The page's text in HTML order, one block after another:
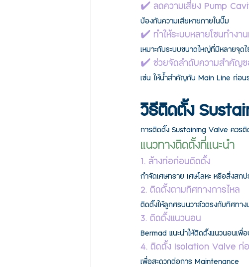
✔️ ลดความเสี่ยง Pump
ป้องกันความเสียหายภายในปั๊ม
✔️ ทำให้ระบบหลายโซนทำงาน
เหมาะกับระบบขนาดใหญ่ที่มีหลายจุดใ
✔️ ช่วยจัดลำดับความสำคัญข
เช่น ให้น้ำสำคัญกับ Main Line ก่อน
วิธีติดตั้ง
การติดตั้ง Sustaining Valve ควรติ
แนวทางติดตั้งที่แนะนำ
1. ล้างท่อก่อนติดตั้ง
กำจัดเศษทราย เศษโลหะ หรือสิ่งสก
2. ติดตั้งตามทิศทางการไหล
ติดตั้งให้ลูกศรบนวาล์วตรงกับทิศทาง
3. ติดตั้งแนวนอน
Bermad แนะนำให้ติดตั้งแนวนอนเพื่
4. ติดตั้ง Isolation Valve ก่อ
เพื่อสะดวกต่อการ Maintenance